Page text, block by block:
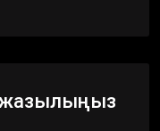
жазылыңыз